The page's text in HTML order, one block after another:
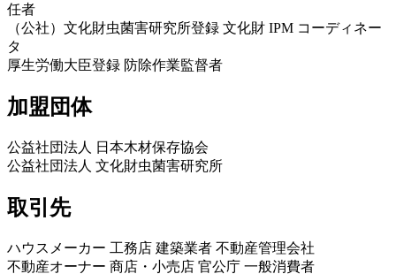
任者
（公社）文化財虫菌害研究所登録 文化財 IPM コーディネー
タ
厚生労働大臣登録 防除作業監督者
加盟団体
公益社団法人 日本木材保存協会
公益社団法人 文化財虫菌害研究所
取引先
ハウスメーカー 工務店 建築業者 不動産管理会社
不動産オーナー 商店・小売店 官公庁 一般消費者